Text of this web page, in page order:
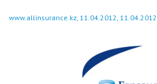
www.allinsurance.kz, 11.04.2012, 11.04.2012